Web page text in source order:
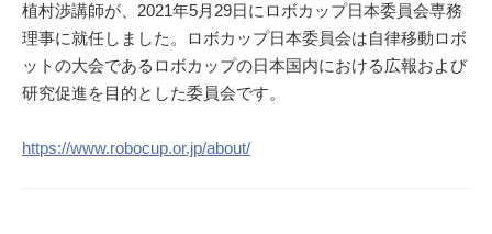
植村渉講師が、2021年5月29日にロボカップ日本委員会専務
理事に就任しました。ロボカップ日本委員会は自律移動ロボ
ットの大会であるロボカップの日本国内における広報および
研究促進を目的とした委員会です。
https://www.robocup.or.jp/about/